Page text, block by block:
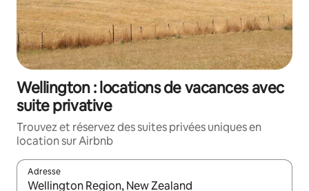
Wellington : locations de vacances avec
suite privative
Trouvez et réservez des suites privées uniques en
location sur Airbnb
Adresse
Lorsque les résultats s'affichent, utilisez les flèches vers le